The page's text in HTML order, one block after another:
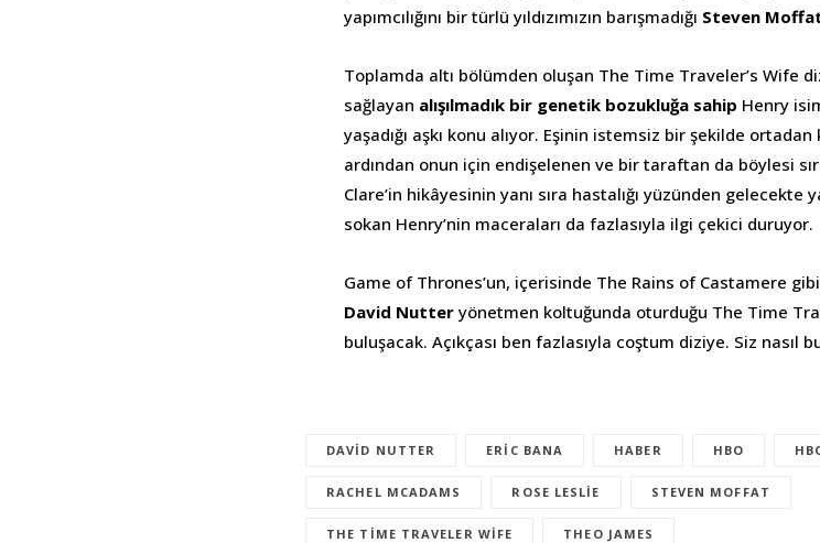
yapımcılığını bir türlü yıldızımızın barışmadığı Steven
Toplamda altı bölümden oluşan The Time Traveler’s Wife
sağlayan alışılmadık bir genetik bozukluğa sahip Henry
yaşadığı aşkı konu alıyor. Eşinin istemsiz bir şekilde
ardından onun için endişelenen ve bir taraftan da böylesi
Clare’in hikâyesinin yanı sıra hastalığı yüzünden gelecekte
sokan Henry’nin maceraları da fazlasıyla ilgi çekici duruyor.
Game of Thrones’un, içerisinde The Rains of Castamere
David Nutter yönetmen koltuğunda oturduğu The Time
buluşacak. Açıkçası ben fazlasıyla coştum diziye. Siz nasıl
DAVID NUTTER ERIC BANA HABER HBO
RACHEL MCADAMS ROSE LESLIE STEVEN MOFFAT
THE TIME TRAVELER WIFE THEO JAMES